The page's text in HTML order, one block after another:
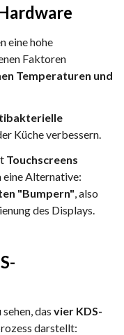
eine hohe
Faktoren
Temperaturen und
Küche verbessern.
Touchscreens
eine Alternative:
"Bumpern" , also
des Displays.
das vier KDS-
darstellt: